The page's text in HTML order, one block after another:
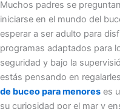
Muchos padres se
iniciarse en el mundo del
esperar a ser adulto para
programas adaptados para
seguridad y bajo la
estás pensando en
de buceo para menores es
su curiosidad por el mar y